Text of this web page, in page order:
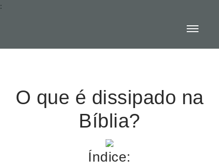
:
O que é dissipado na
Bíblia?
Índice: